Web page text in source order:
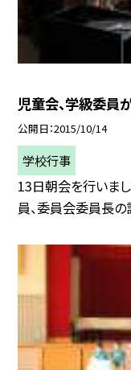
児童会、学級委
公開日 2015/10/14
学校行事
13日朝会を行いま
員、委員会委員長